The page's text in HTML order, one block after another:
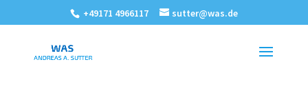
+49171 4966117 sutter@was.de